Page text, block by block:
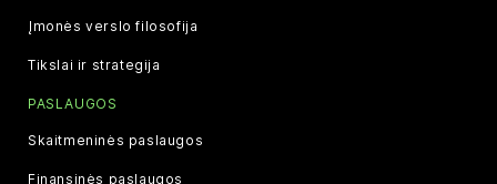
Įmonės verslo filosofija
Tikslai ir strategija
PASLAUGOS
Skaitmeninės paslaugos
Finansinės paslaugos